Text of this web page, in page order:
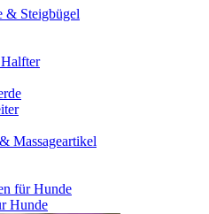
& Steigbügel
Massageartikel
für Hunde
Hunde